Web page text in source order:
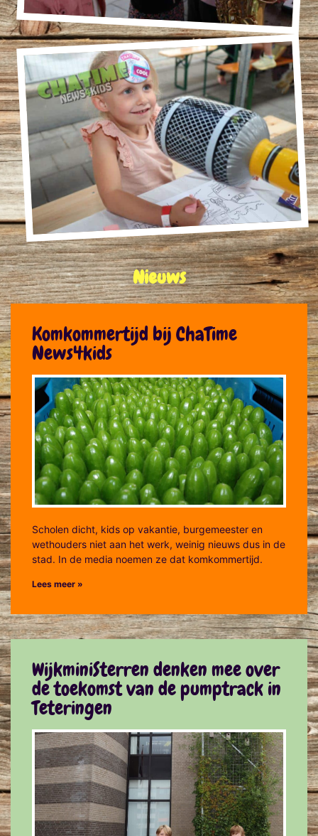
Nieuws
Komkommertijd bij ChaTime
News4kids
Scholen dicht, kids op vakantie, burgemeester en
wethouders niet aan het werk, weinig nieuws dus in de
stad. In de media noemen ze dat komkommertijd.
Lees meer »
WijkminiSterren denken mee over
de toekomst van de pumptrack in
Teteringen